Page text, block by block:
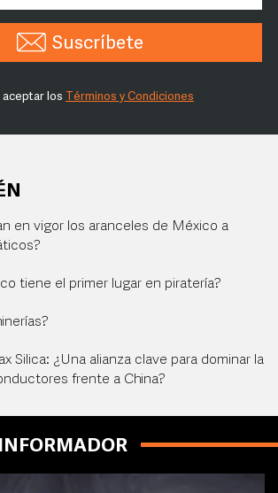
Suscríbete
aceptar los Términos y Condiciones
en vigor los aranceles de México a
tiene el primer lugar en piratería?
Silica: ¿Una alianza clave para dominar la
frente a China?